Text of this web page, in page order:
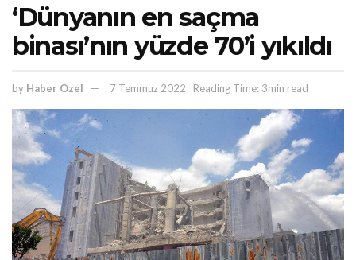
‘Dünyanın en saçma
binası’nın yüzde 70’i yıkıldı
by Haber Özel 7 Temmuz 2022 Reading Time: 3min read